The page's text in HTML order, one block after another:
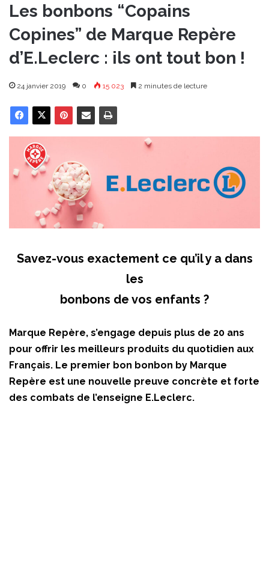
Les bonbons “Copains
Copines” de Marque Repère
d’E.Leclerc : ils ont tout bon !
24 janvier 2019 0 15 023 2 minutes de lecture
Savez-vous exactement ce qu’il y a dans
les
bonbons de vos enfants ?
Marque Repère, s’engage depuis plus de 20 ans
pour offrir les meilleurs produits du quotidien aux
Français. Le premier bon bonbon by Marque
Repère est une nouvelle preuve concrète et forte
des combats de l’enseigne E.Leclerc.